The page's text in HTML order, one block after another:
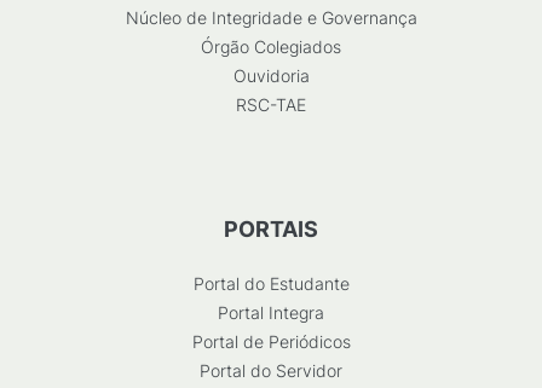
Núcleo de Integridade e Governança
Órgão Colegiados
Ouvidoria
RSC-TAE
PORTAIS
Portal do Estudante
Portal Integra
Portal de Periódicos
Portal do Servidor